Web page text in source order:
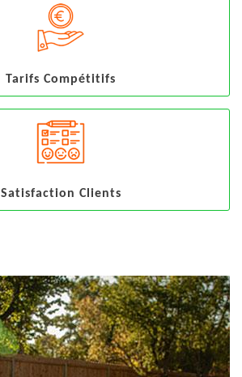
Tarifs Compétitifs
Satisfaction Clients